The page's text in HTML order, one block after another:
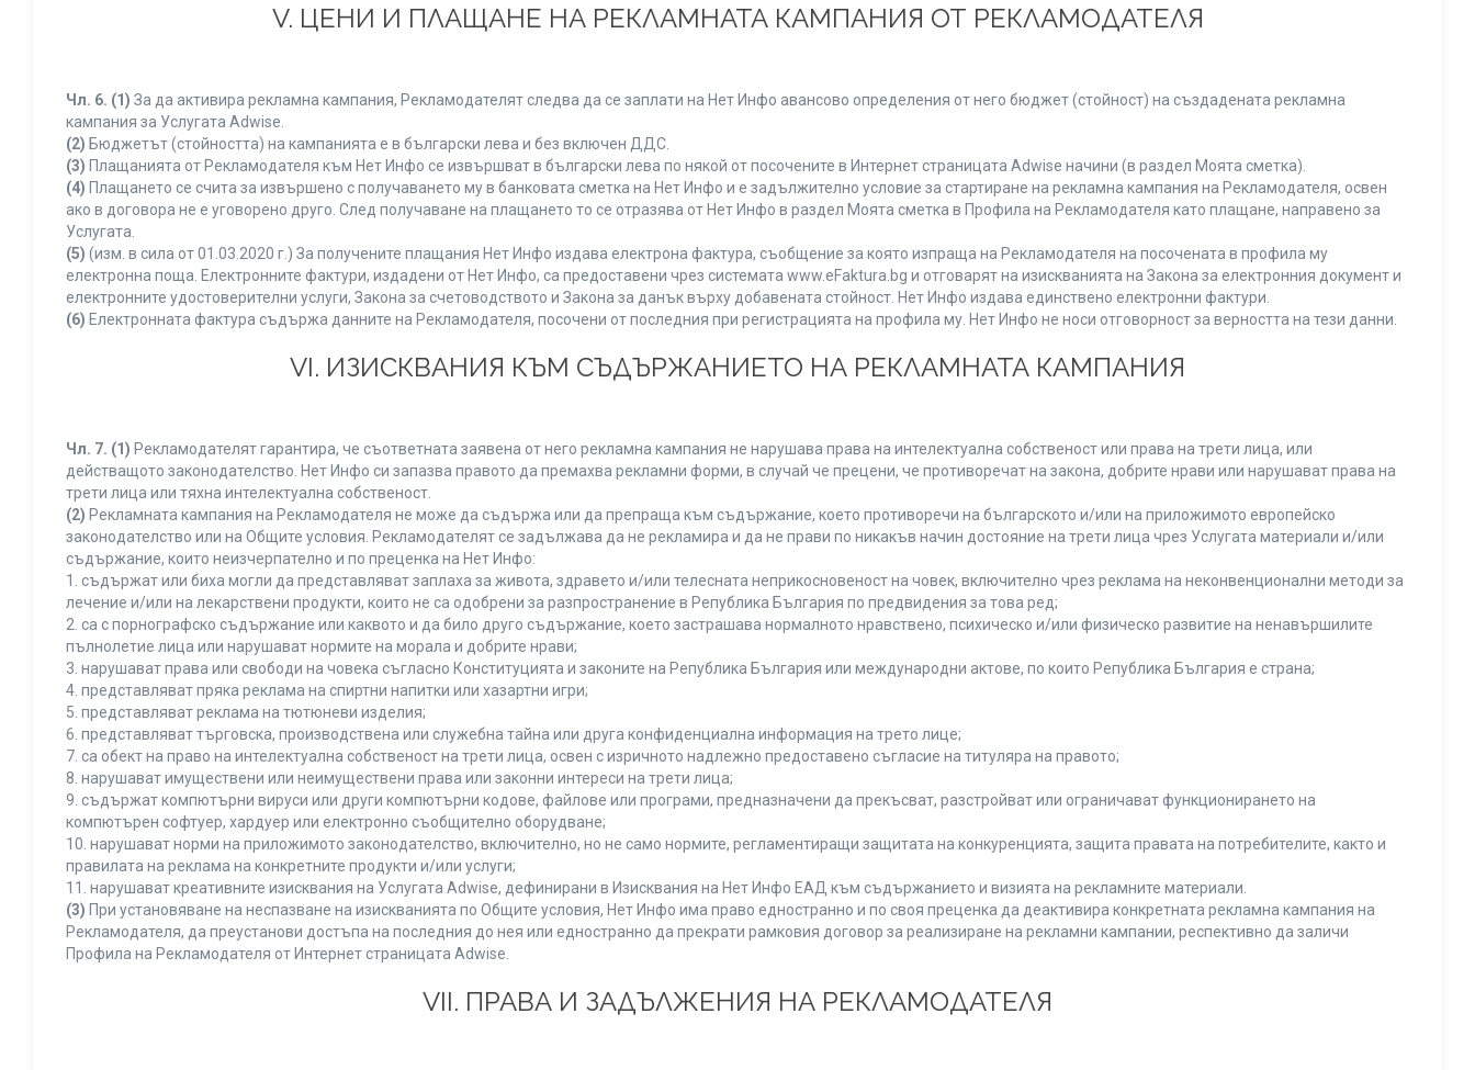
V. ЦЕНИ И ПЛАЩАНЕ НА РЕКЛАМНАТА КАМПАНИЯ ОТ РЕКЛАМОДАТЕЛЯ
Чл. 6. (1) За да активира рекламна кампания, Рекламодателят следва да се заплати на Нет Инфо авансово определения от него бюджет (стойност) на създадената рекламна
кампания за Услугата Adwise.
(2) Бюджетът (стойността) на кампанията е в български лева и без включен ДДС.
(3) Плащанията от Рекламодателя към Нет Инфо се извършват в български лева по някой от посочените в Интернет страницата Adwise начини (в раздел Моята сметка).
(4) Плащането се счита за извършено с получаването му в банковата сметка на Нет Инфо и е задължително условие за стартиране на рекламна кампания на Рекламодателя, освен
ако в договора не е уговорено друго. След получаване на плащането то се отразява от Нет Инфо в раздел Моята сметка в Профила на Рекламодателя като плащане, направено за
Услугата.
(5) (изм. в сила от 01.03.2020 г.) За получените плащания Нет Инфо издава електрона фактура, съобщение за която изпраща на Рекламодателя на посочената в профила му
електронна поща. Електронните фактури, издадени от Нет Инфо, са предоставени чрез системата www.eFaktura.bg и отговарят на изискванията на Закона за електронния документ и
електронните удостоверителни услуги, Закона за счетоводството и Закона за данък върху добавената стойност. Нет Инфо издава единствено електронни фактури.
(6) Електронната фактура съдържа данните на Рекламодателя, посочени от последния при регистрацията на профила му. Нет Инфо не носи отговорност за верността на тези данни.
VI. ИЗИСКВАНИЯ КЪМ СЪДЪРЖАНИЕТО НА РЕКЛАМНАТА КАМПАНИЯ
Чл. 7. (1) Рекламодателят гарантира, че съответната заявена от него рекламна кампания не нарушава права на интелектуална собственост или права на трети лица, или
действащото законодателство. Нет Инфо си запазва правото да премахва рекламни форми, в случай че прецени, че противоречат на закона, добрите нрави или нарушават права на
трети лица или тяхна интелектуална собственост.
(2) Рекламната кампания на Рекламодателя не може да съдържа или да препраща към съдържание, което противоречи на българското и/или на приложимото европейско
законодателство или на Общите условия. Рекламодателят се задължава да не рекламира и да не прави по никакъв начин достояние на трети лица чрез Услугата материали и/или
съдържание, които неизчерпателно и по преценка на Нет Инфо:
1. съдържат или биха могли да представляват заплаха за живота, здравето и/или телесната неприкосновеност на човек, включително чрез реклама на неконвенционални методи за
лечение и/или на лекарствени продукти, които не са одобрени за разпространение в Република България по предвидения за това ред;
2. са с порнографско съдържание или каквото и да било друго съдържание, което застрашава нормалното нравствено, психическо и/или физическо развитие на ненавършилите
пълнолетие лица или нарушават нормите на морала и добрите нрави;
3. нарушават права или свободи на човека съгласно Конституцията и законите на Република България или международни актове, по които Република България е страна;
4. представляват пряка реклама на спиртни напитки или хазартни игри;
5. представляват реклама на тютюневи изделия;
6. представляват търговска, производствена или служебна тайна или друга конфиденциална информация на трето лице;
7. са обект на право на интелектуална собственост на трети лица, освен с изричното надлежно предоставено съгласие на титуляра на правото;
8. нарушават имуществени или неимуществени права или законни интереси на трети лица;
9. съдържат компютърни вируси или други компютърни кодове, файлове или програми, предназначени да прекъсват, разстройват или ограничават функционирането на
компютърен софтуер, хардуер или електронно съобщително оборудване;
10. нарушават норми на приложимото законодателство, включително, но не само нормите, регламентиращи защитата на конкуренцията, защита правата на потребителите, както и
правилата на реклама на конкретните продукти и/или услуги;
11. нарушават креативните изисквания на Услугата Adwise, дефинирани в Изисквания на Нет Инфо ЕАД към съдържанието и визията на рекламните материали.
(3) При установяване на неспазване на изискванията по Общите условия, Нет Инфо има право едностранно и по своя преценка да деактивира конкретната рекламна кампания на
Рекламодателя, да преустанови достъпа на последния до нея или едностранно да прекрати рамковия договор за реализиране на рекламни кампании, респективно да заличи
Профила на Рекламодателя от Интернет страницата Adwise.
VII. ПРАВА И ЗАДЪЛЖЕНИЯ НА РЕКЛАМОДАТЕЛЯ